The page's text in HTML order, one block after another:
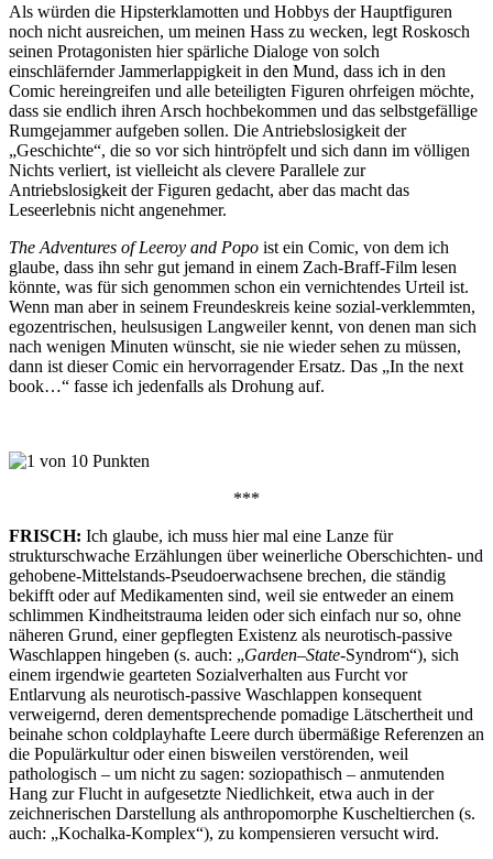
Als würden die Hipsterklamotten und Hobbys der Hauptfiguren
noch nicht ausreichen, um meinen Hass zu wecken, legt Roskosch
seinen Protagonisten hier spärliche Dialoge von solch
einschläfernder Jammerlappigkeit in den Mund, dass ich in den
Comic hereingreifen und alle beteiligten Figuren ohrfeigen möchte,
dass sie endlich ihren Arsch hochbekommen und das selbstgefällige
Rumgejammer aufgeben sollen. Die Antriebslosigkeit der
„Geschichte“, die so vor sich hintröpfelt und sich dann im völligen
Nichts verliert, ist vielleicht als clevere Parallele zur
Antriebslosigkeit der Figuren gedacht, aber das macht das
Leseerlebnis nicht angenehmer.
The Adventures of Leeroy and Popo ist ein Comic, von dem ich
glaube, dass ihn sehr gut jemand in einem Zach-Braff-Film lesen
könnte, was für sich genommen schon ein vernichtendes Urteil ist.
Wenn man aber in seinem Freundeskreis keine sozial-verklemmten,
egozentrischen, heulsusigen Langweiler kennt, von denen man sich
nach wenigen Minuten wünscht, sie nie wieder sehen zu müssen,
dann ist dieser Comic ein hervorragender Ersatz. Das „In the next
book…“ fasse ich jedenfalls als Drohung auf.
***
FRISCH: Ich glaube, ich muss hier mal eine Lanze für
strukturschwache Erzählungen über weinerliche Oberschichten- und
gehobene-Mittelstands-Pseudoerwachsene brechen, die ständig
bekifft oder auf Medikamenten sind, weil sie entweder an einem
schlimmen Kindheitstrauma leiden oder sich einfach nur so, ohne
näheren Grund, einer gepflegten Existenz als neurotisch-passive
Waschlappen hingeben (s. auch: „Garden–State-Syndrom“), sich
einem irgendwie gearteten Sozialverhalten aus Furcht vor
Entlarvung als neurotisch-passive Waschlappen konsequent
verweigernd, deren dementsprechende pomadige Lätschertheit und
beinahe schon coldplayhafte Leere durch übermäßige Referenzen an
die Populärkultur oder einen bisweilen verstörenden, weil
pathologisch – um nicht zu sagen: soziopathisch – anmutenden
Hang zur Flucht in aufgesetzte Niedlichkeit, etwa auch in der
zeichnerischen Darstellung als anthropomorphe Kuscheltierchen (s.
auch: „Kochalka-Komplex“), zu kompensieren versucht wird.